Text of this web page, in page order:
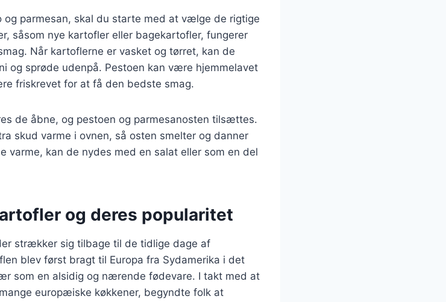
parmesan, skal du starte med at vælge de rigtige
såsom nye kartofler eller bagekartofler, fungerer
Når kartoflerne er vasket og tørret, kan de
og sprøde udenpå. Pestoen kan være hjemmelavet
friskrevet for at få den bedste smag.
de åbne, og pestoen og parmesanosten tilsættes.
skud varme i ovnen, så osten smelter og danner
varme, kan de nydes med en salat eller som en del
og deres popularitet
strækker sig tilbage til de tidlige dage af
blev først bragt til Europa fra Sydamerika i det
som en alsidig og nærende fødevare. I takt med at
europæiske køkkener, begyndte folk at